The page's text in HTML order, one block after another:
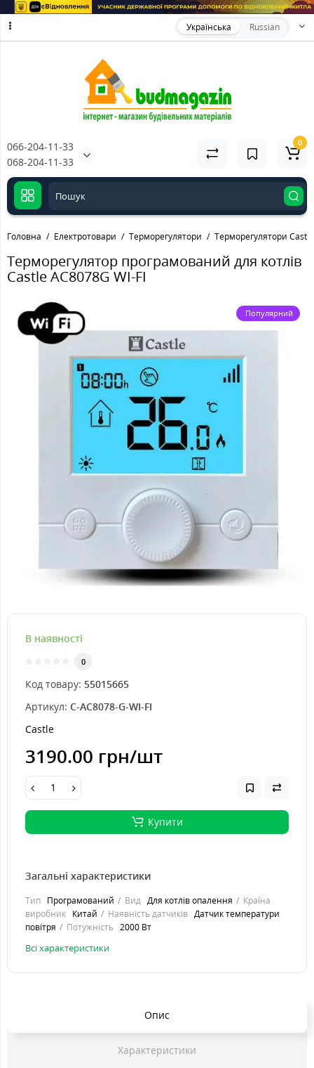
Українська Russian
066-204-11-33
068-204-11-33
0
Головна Електротовари Терморегулятори Терморегулятори Castle
Терморегулятор програмований для котлів
Castle АС8078G WI-FI
Популярний
В наявності
0
Код товару: 55015665
Артикул: C-AC8078-G-WI-FI
Castle
3190.00 грн/шт
Купити
Загальні характеристики
Тип Програмований Вид Для котлів опалення
Країна
виробник Китай Наявність датчиків Датчик температури
повітря
Потужність 2000 Вт
Всі характеристики
Опис
Характеристики